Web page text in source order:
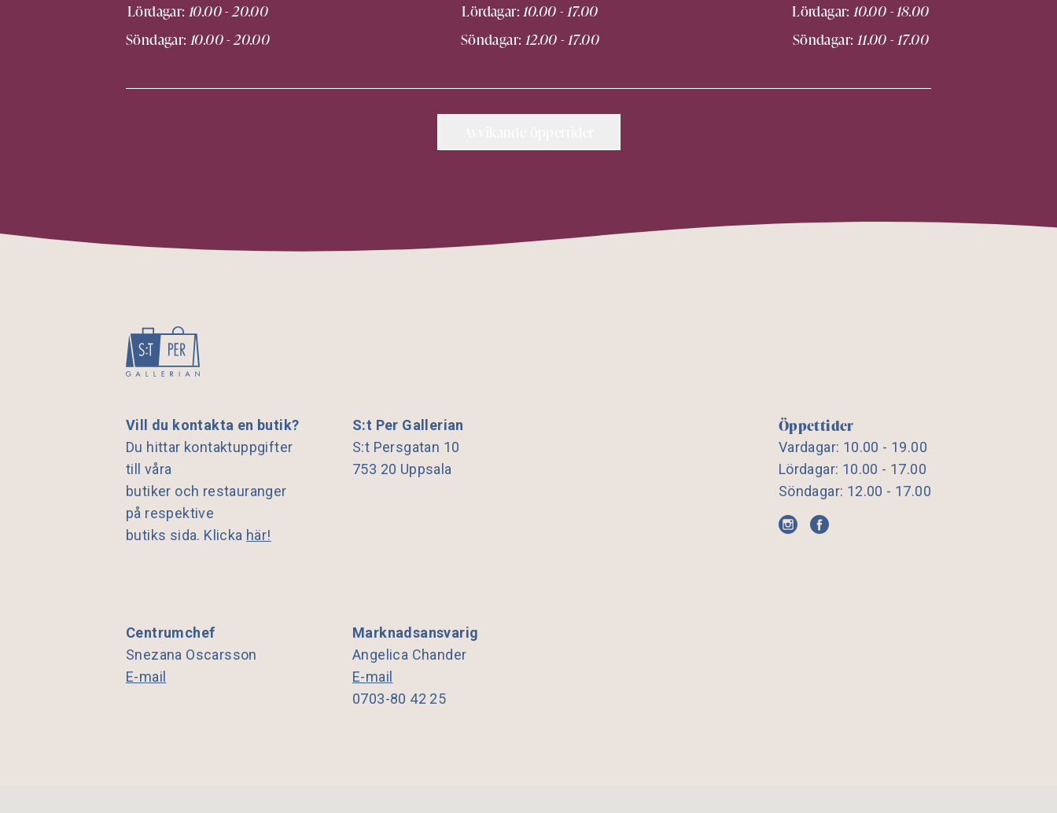
Lördagar: 10.00 - 20.00
Söndagar: 10.00 - 20.00
Lördagar:10.00 - 17.00
Söndagar: 12.00 - 17.00
Lördagar:10.00 - 18.00
Söndagar: 11.00 - 17.00
Vill du kontakta en butik?
Du hittar kontaktuppgifter
till våra
butiker och restauranger
på respektive
butiks sida. Klicka här!
S:t Per Gallerian
S:t Persgatan 10
753 20 Uppsala
Centrumchef
Snezana Oscarsson
E-mail
Marknadsansvarig
Angelica Chander
E-mail
0703-80 42 25
Öppettider
Vardagar: 10.00 - 19.00
Lördagar: 10.00 - 17.00
Söndagar: 12.00 - 17.00